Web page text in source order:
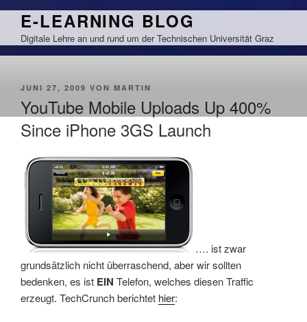
Zum
springen
E-LEARNING BLOG
Digitale Lehre an und rund um der Technischen Universität Graz
VERÖFFENTLICHT
JUNI 27, 2009 VON MARTIN
YouTube Mobile Uploads Up 400%
Since iPhone 3GS Launch
…. ist zwar
grundsätzlich nicht überraschend, aber wir sollten
bedenken, es ist EIN Telefon, welches diesen Traffic
erzeugt. TechCrunch berichtet hier: